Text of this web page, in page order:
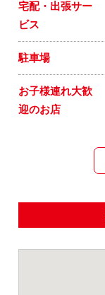
宅配・出張サー
ビス
駐車場
お子様連れ大歓
迎のお店